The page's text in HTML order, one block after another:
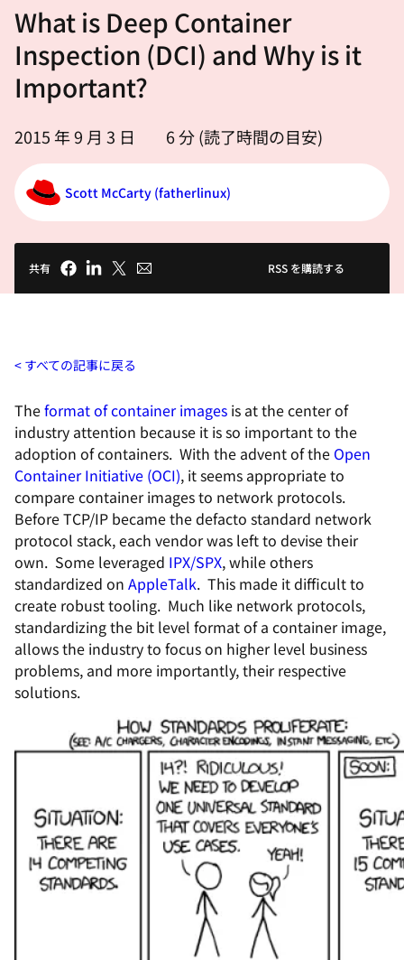
択
さ
What is Deep Container
Inspection (DCI) and Why is it
Important?
2015 年 9 月 3 日 6分 (読了時間の目安)
Scott McCarty (fatherlinux)
共有 RSS を購読する
すべての記事に戻る
Theformat of container images is at the center of
industry attention because it is so important to the
adoption of containers. With the advent of the Open
Container Initiative (OCI), it seems appropriate to
compare container images to network protocols.
Before TCP/IP became the defacto standard network
protocol stack, each vendor was left to devise their
own. Some leveraged IPX/SPX, while others
standardized on AppleTalk. This made it difficult to
create robust tooling. Much like network protocols,
standardizing the bit level format of a container image,
allows the industry to focus on higher level business
problems, and more importantly, their respective
solutions.